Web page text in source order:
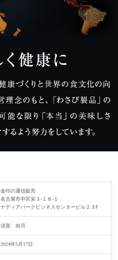
金印の通信販売
名古屋市中区栄３-１８-１
ナディアパークビジネスセンタービル２３F
須賀 由月
2024年5月17日